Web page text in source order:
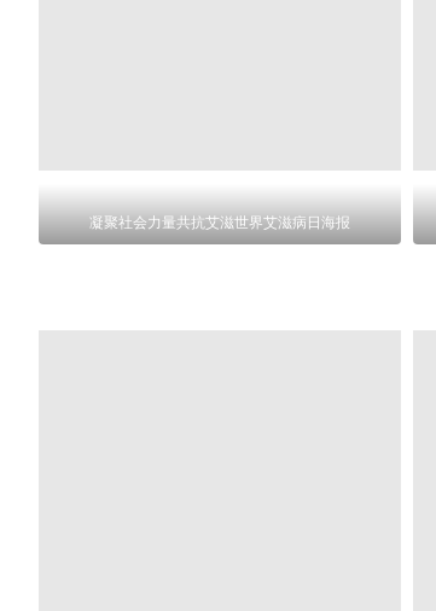
凝聚社会力量共抗艾滋世界艾滋病日海报